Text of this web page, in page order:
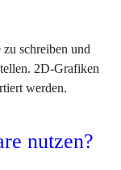
schreiben und
2D-Grafiken
werden.
nutzen?